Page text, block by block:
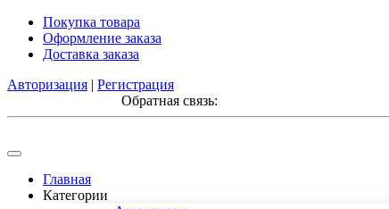
Покупка товара
Оформление заказа
Доставка заказа
Авторизация | Регистрация
Обратная связь:
Главная
Категории